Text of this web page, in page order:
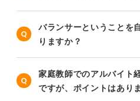
バランサーということを
りますか？
家庭教師でのアルバイト
ですが、ポイントはあり